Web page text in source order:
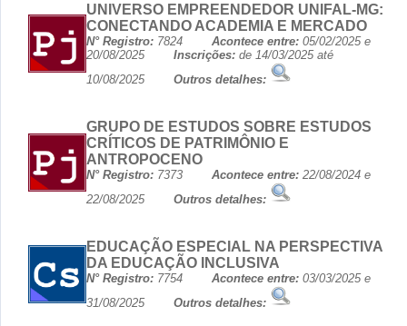
UNIVERSO EMPREENDEDOR UNIFAL-MG:
CONECTANDO ACADEMIA E MERCADO
N° Registro: 7824 Acontece entre: 05/02/2025 e
20/08/2025 Inscrições: de 14/03/2025 até
10/08/2025 Outros detalhes:
GRUPO DE ESTUDOS SOBRE ESTUDOS
CRÍTICOS DE PATRIMÔNIO E
ANTROPOCENO
N° Registro: 7373 Acontece entre: 22/08/2024 e
22/08/2025 Outros detalhes:
EDUCAÇÃO ESPECIAL NA PERSPECTIVA
DA EDUCAÇÃO INCLUSIVA
N° Registro: 7754 Acontece entre: 03/03/2025 e
31/08/2025 Outros detalhes: